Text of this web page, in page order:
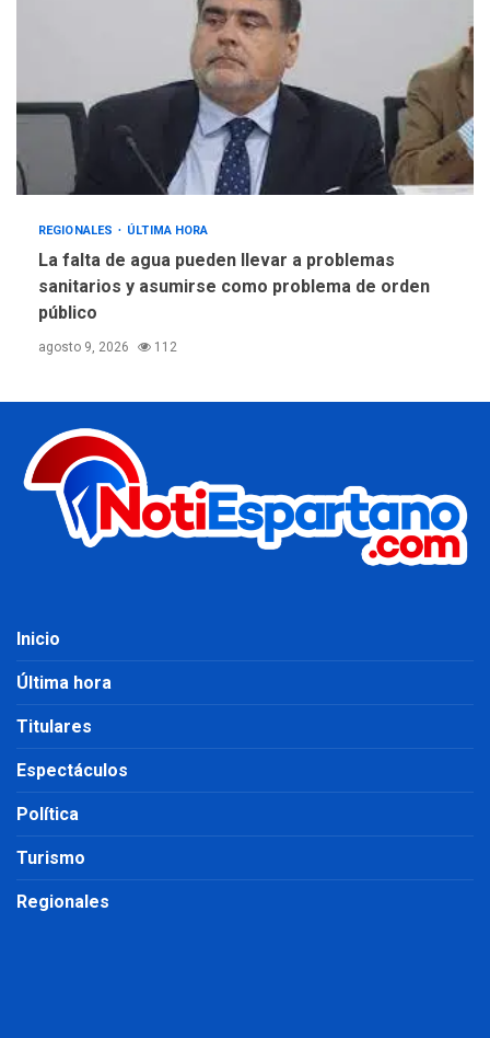
REGIONALES ÚLTIMA HORA
La falta de agua pueden llevar a problemas
sanitarios y asumirse como problema de orden
público
agosto 9, 2026 112
Inicio
Última hora
Titulares
Espectáculos
Política
Turismo
Regionales